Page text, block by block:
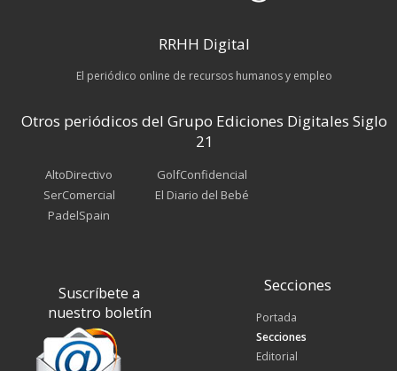
RRHH Digital
El periódico online de recursos humanos y empleo
Otros periódicos del Grupo Ediciones Digitales Siglo
21
AltoDirectivo
SerComercial
PadelSpain
GolfConfidencial
El Diario del Bebé
Suscríbete a
nuestro boletín
Secciones
Portada
Secciones
Editorial